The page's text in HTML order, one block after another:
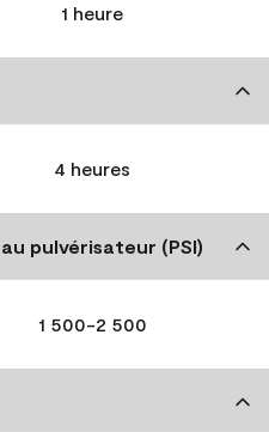
1 heure
4 heures
pulvérisateur (PSI)
1 500-2 500